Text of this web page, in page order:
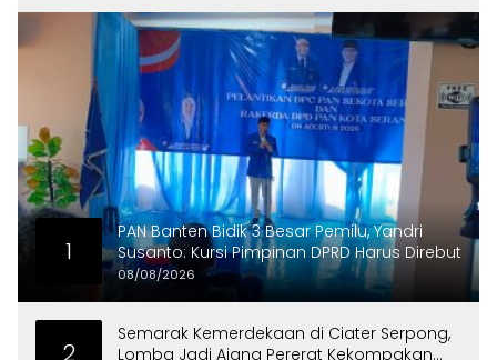
1
PAN Banten Bidik 3 Besar Pemilu, Yandri
Susanto: Kursi Pimpinan DPRD Harus Direbut
08/08/2026
2
Semarak Kemerdekaan di Ciater Serpong,
Lomba Jadi Ajang Pererat Kekompakan